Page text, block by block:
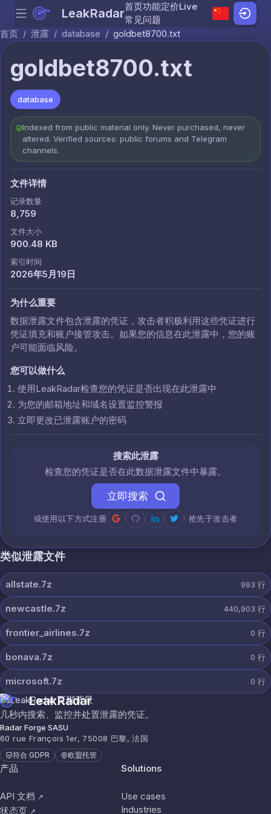
Skip to content
Menu LeakRadar首页功能定价Live
常见问题
首页 / 泄露 / database / goldbet8700.txt
goldbet8700.txt
database
Indexed from public material only. Never purchased, never
altered. Verified sources: public forums and Telegram
channels.
文件详情
记录数量
8,759
文件大小
900.48 KB
索引时间
2026年5月19日
为什么重要
数据泄露文件包含泄露的凭证，攻击者积极利用这些凭证进行
凭证填充和账户接管攻击。如果您的信息在此泄露中，您的账
户可能面临风险。
您可以做什么
使用LeakRadar检查您的凭证是否出现在此泄露中
为您的邮箱地址和域名设置监控警报
立即更改已泄露账户的密码
搜索此泄露
检查您的凭证是否在此数据泄露文件中暴露。
立即搜索
或使用以下方式注册 · 抢先于攻击者
类似泄露文件
allstate.7z 993 行
newcastle.7z 440,903 行
frontier_airlines.7z 0 行
bonava.7z 0 行
microsoft.7z 0 行
LeakRadar
几秒内搜索、监控并处置泄露的凭证。
Radar Forge SASU
60 rue François 1er, 75008 巴黎, 法国
符合 GDPR 欧盟托管
产品
API 文档 ↗
状态页 ↗
Solutions
Use cases
Industries